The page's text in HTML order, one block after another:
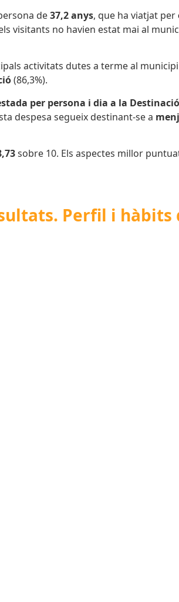
de37,2 anys, que ha viatjat per
visitants no havien estat mai al
activitats dutes a terme al
(86,3%).
per persona i dia a la
despesa segueix destinant-se a
sobre 10. Els aspectes millor
Perfil i hàbits